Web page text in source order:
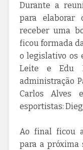
Durante a
para elaborar
receber uma
ficou formada
o legislativo os
Leite e Edu
administração
Carlos Alves
esportistas:
Ao final ficou
para a próxima